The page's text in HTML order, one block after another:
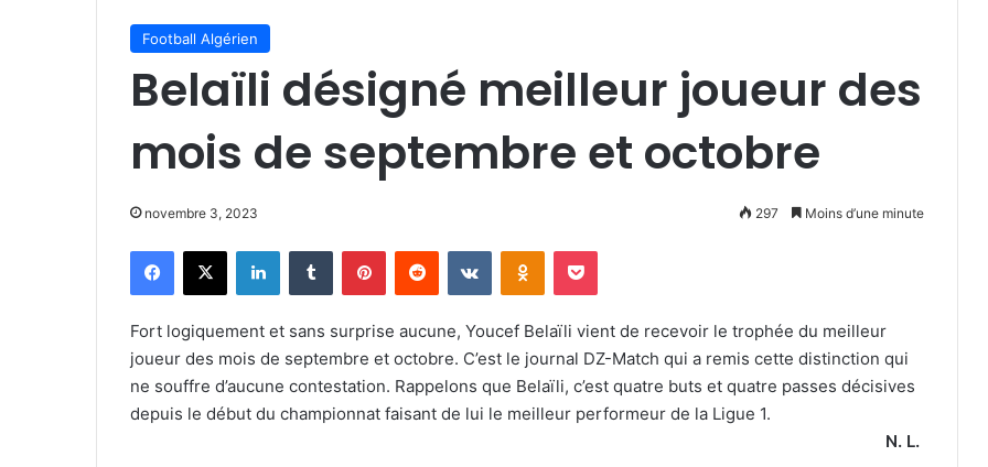
Football Algérien
Belaïli désigné meilleur joueur des
mois de septembre et octobre
novembre 3, 2023 297 Moins d’une minute
Facebook
X LinkedinTumblr PinterestReddit VKontakteOdnoklassniki
Pocket
Fort logiquement et sans surprise aucune, Youcef Belaïli vient de recevoir le trophée du meilleur
joueur des mois de septembre et octobre. C’est le journal DZ-Match qui a remis cette distinction qui
ne souffre d’aucune contestation. Rappelons que Belaïli, c’est quatre buts et quatre passes décisives
depuis le début du championnat faisant de lui le meilleur performeur de la Ligue 1.
N. L.